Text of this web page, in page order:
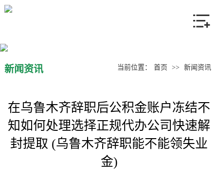
产品中心
联系我们
新闻资讯 当前位置： 首页 >> 新闻资讯
在乌鲁木齐辞职后公积金账户冻结不
知如何处理选择正规代办公司快速解
封提取 (乌鲁木齐辞职能不能领失业
金)